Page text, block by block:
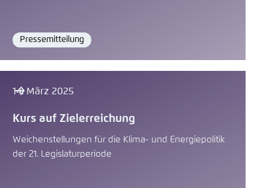
Format
Pressemitteilung
14. März 2025
Kurs auf Zielerreichung
Weichenstellungen für die Klima- und Energiepolitik
der 21. Legislaturperiode